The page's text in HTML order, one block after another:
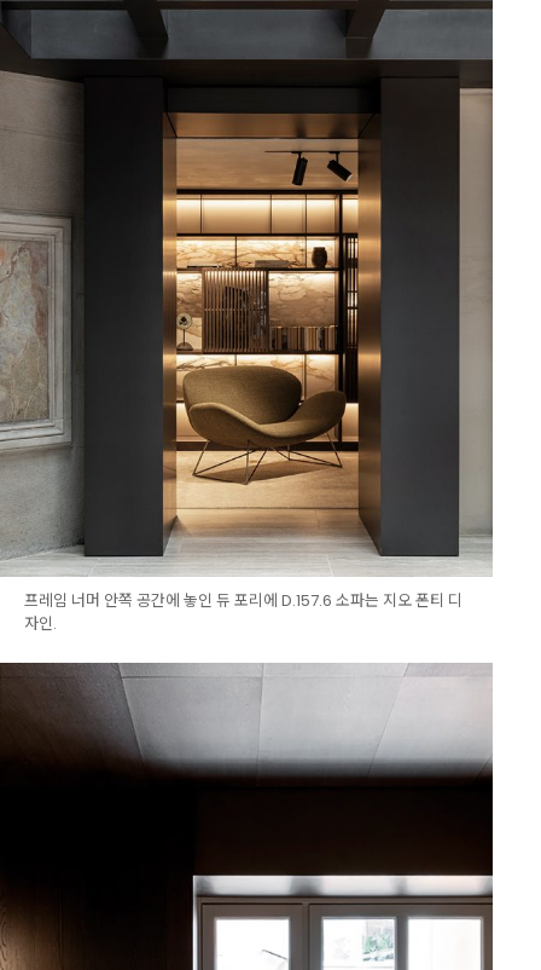
프레임 너머 안쪽 공간에 놓인 듀 포리에 D.157.6 소파는 지오 폰티 디
자인.